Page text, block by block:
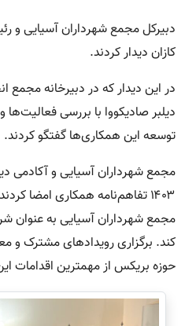
دبیرکل مجمع شهرداران آسیایی و
کازان دیدار کردند.
در این دیدار که در دبیرخانه مجمع
دیلبر صادیکووا با بررسی
توسعه این همکاری‌ها گفتگو کردند.
مجمع شهرداران آسیایی و آکادمی
۱۴۰۳ تفاهم‌نامه همکاری امضا
مجمع شهرداران آسیایی به عنوان
کند. برگزاری رویدادهای مشترک و
حوزه بریکس از مهمترین اقدامات